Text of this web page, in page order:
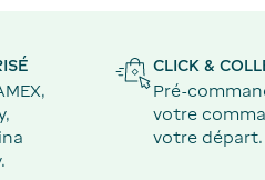
CLICK &
Pré-
votre
votre départ.